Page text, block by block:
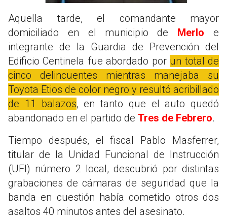
Aquella tarde, el comandante mayor
domiciliado en el municipio de Merlo e
integrante de la Guardia de Prevención del
Edificio Centinela fue abordado por un total de
cinco delincuentes mientras manejaba su
Toyota Etios de color negro y resultó acribillado
de 11 balazos, en tanto que el auto quedó
abandonado en el partido de Tres de Febrero.
Tiempo después, el fiscal Pablo Masferrer,
titular de la Unidad Funcional de Instrucción
(UFI) número 2 local, descubrió por distintas
grabaciones de cámaras de seguridad que la
banda en cuestión había cometido otros dos
asaltos 40 minutos antes del asesinato.